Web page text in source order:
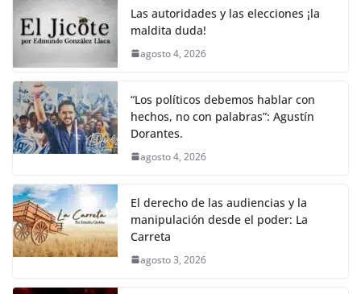
o
k
p k
Las autoridades y las elecciones ¡la
maldita duda!
agosto 4, 2026
“Los políticos debemos hablar con
hechos, no con palabras”: Agustín
Dorantes.
agosto 4, 2026
El derecho de las audiencias y la
manipulación desde el poder: La
Carreta
agosto 3, 2026